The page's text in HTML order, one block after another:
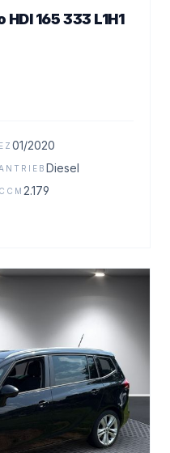
165 333 L1H1
EZ 01/2020
Diesel
CCM 2.179